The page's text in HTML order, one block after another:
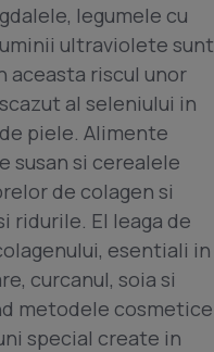
legumele cu
ultraviolete sunt
aceasta riscul unor
al seleniului in
piele. Alimente
susan si cerealele
de colagen si
ridurile. El leaga de
esentiali in
curcanul, soia si
metodele cosmetice
special create in